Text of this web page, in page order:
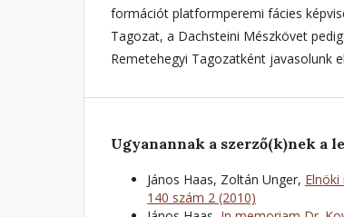
formációt platformperemi fácies
Tagozat, a Dachsteini Mészkövet
Remetehegyi Tagozatként javasolunk
Ugyanannak a szerző(k)nek a
János Haas, Zoltán Unger,
140 szám 2 (2010)